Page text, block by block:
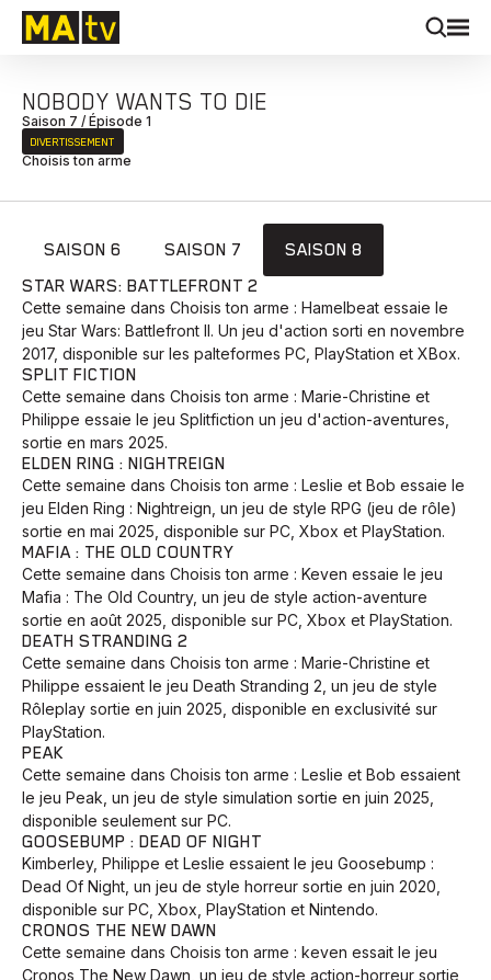
NOBODY WANTS TO DIE
Saison 7 / Épisode 1
DIVERTISSEMENT
Choisis ton arme
SAISON 6 SAISON 7
SAISON 8
STAR WARS: BATTLEFRONT 2
Cette semaine dans Choisis ton arme : Hamelbeat essaie le
jeu Star Wars: Battlefront II. Un jeu d'action sorti en novembre
2017, disponible sur les palteformes PC, PlayStation et XBox.
SPLIT FICTION
Cette semaine dans Choisis ton arme : Marie-Christine et
Philippe essaie le jeu Splitfiction un jeu d'action-aventures,
sortie en mars 2025.
ELDEN RING : NIGHTREIGN
Cette semaine dans Choisis ton arme : Leslie et Bob essaie le
jeu Elden Ring : Nightreign, un jeu de style RPG (jeu de rôle)
sortie en mai 2025, disponible sur PC, Xbox et PlayStation.
MAFIA : THE OLD COUNTRY
Cette semaine dans Choisis ton arme : Keven essaie le jeu
Mafia : The Old Country, un jeu de style action-aventure
sortie en août 2025, disponible sur PC, Xbox et PlayStation.
DEATH STRANDING 2
Cette semaine dans Choisis ton arme : Marie-Christine et
Philippe essaient le jeu Death Stranding 2, un jeu de style
Rôleplay sortie en juin 2025, disponible en exclusivité sur
PlayStation.
PEAK
Cette semaine dans Choisis ton arme : Leslie et Bob essaient
le jeu Peak, un jeu de style simulation sortie en juin 2025,
disponible seulement sur PC.
GOOSEBUMP : DEAD OF NIGHT
Kimberley, Philippe et Leslie essaient le jeu Goosebump :
Dead Of Night, un jeu de style horreur sortie en juin 2020,
disponible sur PC, Xbox, PlayStation et Nintendo.
CRONOS THE NEW DAWN
Cette semaine dans Choisis ton arme : keven essait le jeu
Cronos The New Dawn, un jeu de style action-horreur sortie